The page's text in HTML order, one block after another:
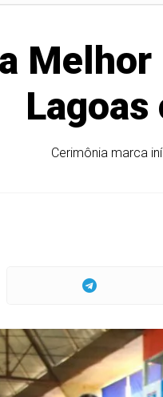
Melhor
Cerimônia marca